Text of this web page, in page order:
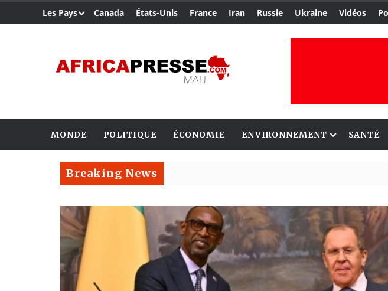
Les Pays Canada États-Unis France Iran Russie Ukraine Vidéos
MONDE POLITIQUE ÉCONOMIE ENVIRONNEMENT SANTÉ
Breaking News